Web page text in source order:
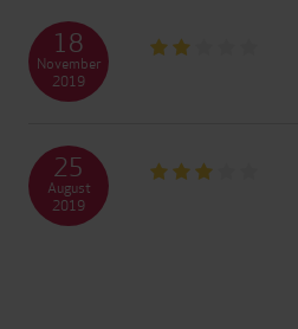
18
November
2019
25
August
2019